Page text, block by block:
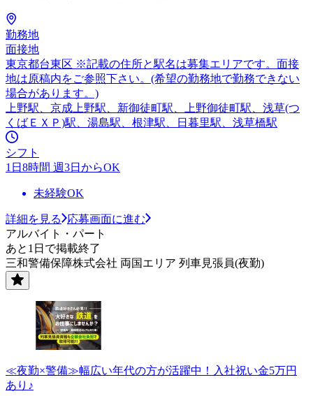
勤務地
面接地
東京都台東区 ※記載の住所と駅名は募集エリアです。面接
地は原稿内をご参照下さい。(希望の勤務地で勤務できない
場合があります。)
上野駅、京成上野駅、新御徒町駅、上野御徒町駅、浅草(つ
くばＥＸＰ)駅、湯島駅、根津駅、日暮里駅、浅草橋駅
シフト
1日8時間 週3日からOK
未経験OK
詳細を見る
応募画面に進む
アルバイト・パート
あと1日で掲載終了
三和警備保障株式会社 両国エリア 列車見張員(夜勤)
≪夜勤×警備≫幅広い年代の方が活躍中！入社祝い金5万円
あり♪